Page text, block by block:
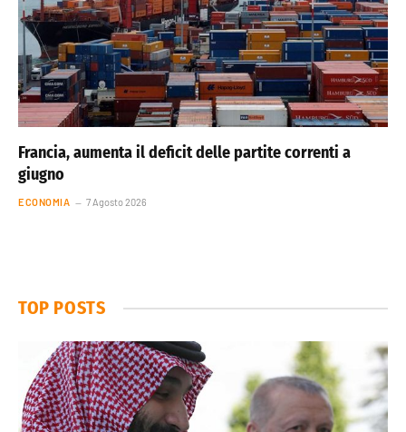
Francia, aumenta il deficit delle partite correnti a
giugno
ECONOMIA 7 Agosto 2026
TOP POSTS